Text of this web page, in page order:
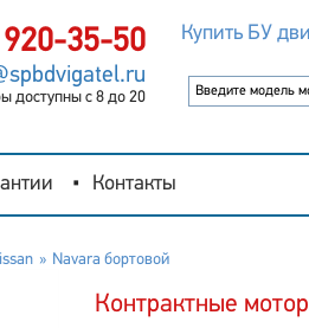
920-35-50
доступны с 8 до 20
Купить БУ
Контакты
Navara бортовой
Контрактные